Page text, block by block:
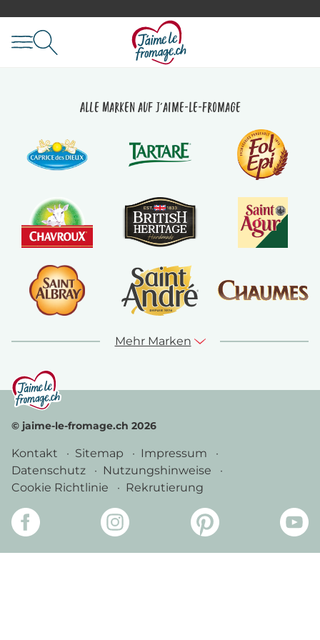
Alle Marken auf J'aime-le-fromage
Mehr Marken
© jaime-le-fromage.ch 2026
Kontakt Sitemap
Impressum
Datenschutz
Nutzungshinweise
Cookie Richtlinie
Rekrutierung